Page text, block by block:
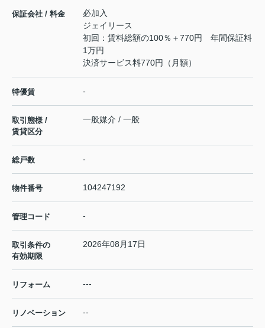
保証会社 / 料金
必加入
ジェイリース
初回：賃料総額の100％＋770円 年間保証料
1万円
決済サービス料770円（月額）
特優賃 -
取引態様 /
賃貸区分
一般媒介 / 一般
総戸数 -
物件番号 104247192
管理コード -
取引条件の
有効期限
2026年08月17日
リフォーム ---
リノベーション --